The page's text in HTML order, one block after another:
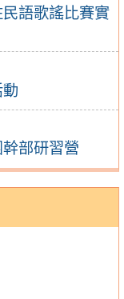
語歌謠比賽實
部研習營